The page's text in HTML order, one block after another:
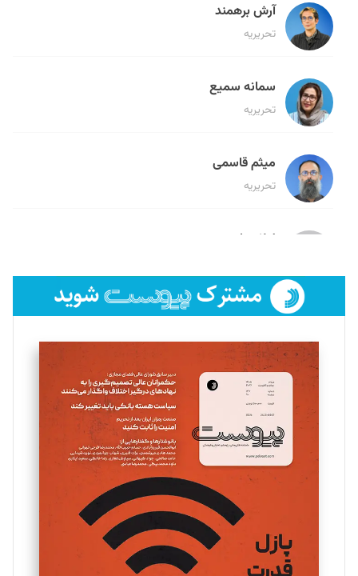
آرش برهمند
تحریریه
سمانه سمیع
تحریریه
میثم قاسمی
تحریریه
لیلا حنارود
فائزه فتحی رستمی
تحریریه
سروش کرمیان
تحریریه
مینا پاکدل
یسنا امان‌پور
تحریریه